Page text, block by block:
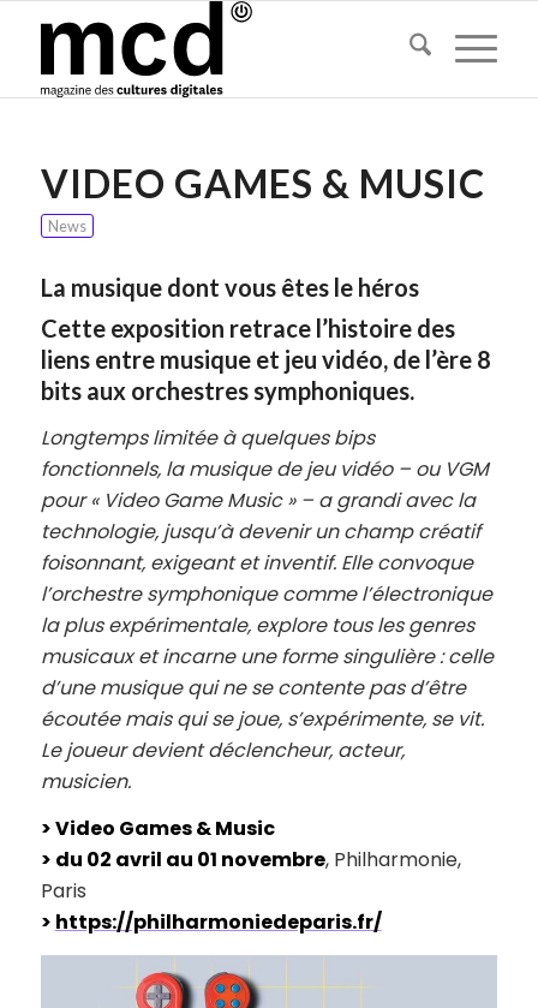
VIDEO GAMES & MUSIC
News
La musique dont vous êtes le héros
Cette exposition retrace l’histoire des
liens entre musique et jeu vidéo, de l’ère 8
bits aux orchestres symphoniques.
Longtemps limitée à quelques bips
fonctionnels, la musique de jeu vidéo – ou VGM
pour « Video Game Music » – a grandi avec la
technologie, jusqu’à devenir un champ créatif
foisonnant, exigeant et inventif. Elle convoque
l’orchestre symphonique comme l’électronique
la plus expérimentale, explore tous les genres
musicaux et incarne une forme singulière : celle
d’une musique qui ne se contente pas d’être
écoutée mais qui se joue, s’expérimente, se vit.
Le joueur devient déclencheur, acteur,
musicien.
>Video Games & Music
> du 02 avril au 01 novembre, Philharmonie,
Paris
> https://philharmoniedeparis.fr/